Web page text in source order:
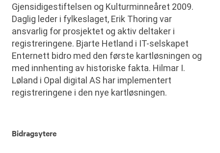
Gjensidigestiftelsen og Kulturminneåret 2009.
Daglig leder i fylkeslaget, Erik Thoring var
ansvarlig for prosjektet og aktiv deltaker i
registreringene. Bjarte Hetland i IT-selskapet
Enternett bidro med den første kartløsningen og
med innhenting av historiske fakta. Hilmar I.
Løland i Opal digital AS har implementert
registreringene i den nye kartløsningen.
Bidragsytere